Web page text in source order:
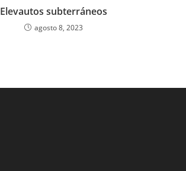
Elevautos subterráneos
agosto 8, 2023